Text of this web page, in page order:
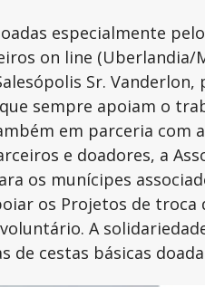
especialmente
on line (Uberlandia/
Sr. Vanderlon,
sempre apoiam o
em parceria com
e doadores, a
os munícipes
os Projetos de
A
cestas básicas